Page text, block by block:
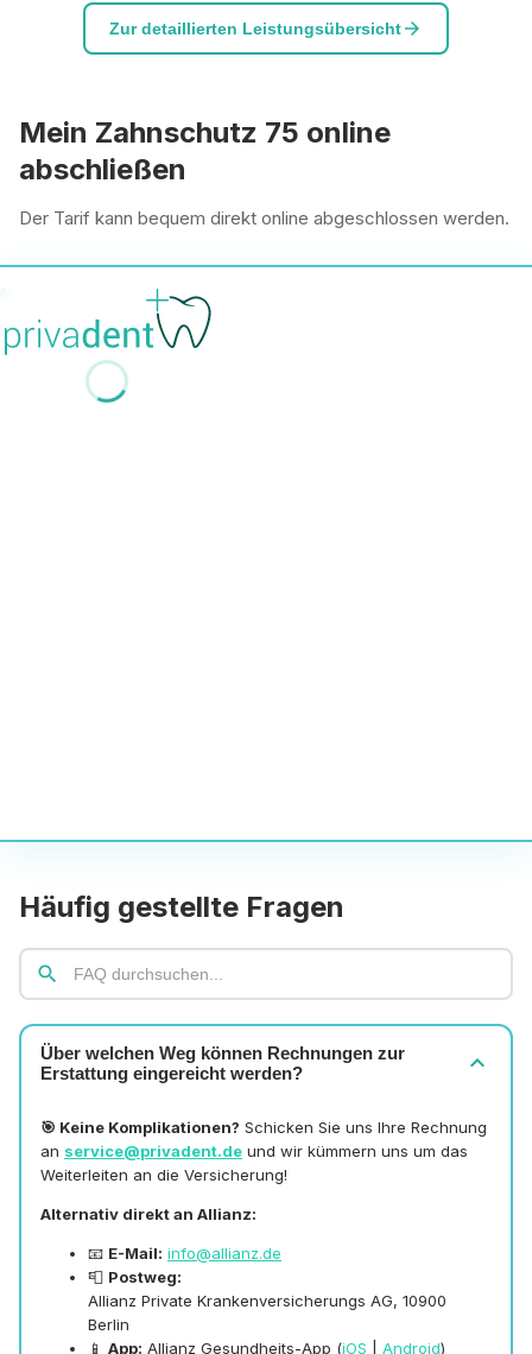
Zur detaillierten Leistungsübersichtarrow_forward
Mein Zahnschutz 75 online
abschließen
Der Tarif kann bequem direkt online abgeschlossen werden.
Häufig gestellte Fragen
search
Über welchen Weg können Rechnungen zur
Erstattung eingereicht werden?
expand_more
🎯 Keine Komplikationen? Schicken Sie uns Ihre Rechnung
an service@privadent.de und wir kümmern uns um das
Weiterleiten an die Versicherung!
Alternativ direkt an Allianz:
📧 E-Mail: info@allianz.de
📮 Postweg:
Allianz Private Krankenversicherungs AG, 10900
Berlin
📱 App: Allianz Gesundheits-App (iOS Android)